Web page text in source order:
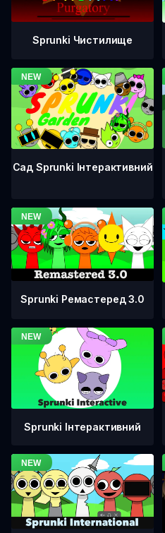
Sprunki Чистилище
Сад Sprunki Інтерактивний
Sprunki Ремастеред 3.0
Sprunki Інтерактивний